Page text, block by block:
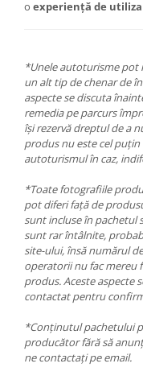
o experiență de
*Unele autoturisme pot
un alt tip de chenar de
aspecte se discuta
remedia pe parcurs
își rezervă dreptul de a
produs nu este cel
autoturismul în caz,
*Toate fotografiile
pot diferi față de
sunt incluse în pachetul
sunt rar întâlnite,
site-ului, însă numărul
operatorii nu fac mereu
produs. Aceste aspecte
contactat pentru
*Conținutul pachetului
producător fără să
ne contactați pe email.